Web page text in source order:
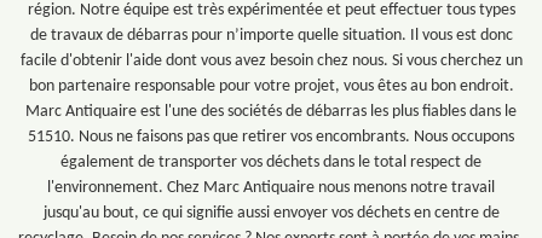
région. Notre équipe est très expérimentée et peut effectuer tous types
de travaux de débarras pour n’importe quelle situation. Il vous est donc
facile d'obtenir l'aide dont vous avez besoin chez nous. Si vous cherchez un
bon partenaire responsable pour votre projet, vous êtes au bon endroit.
Marc Antiquaire est l'une des sociétés de débarras les plus fiables dans le
51510. Nous ne faisons pas que retirer vos encombrants. Nous occupons
également de transporter vos déchets dans le total respect de
l'environnement. Chez Marc Antiquaire nous menons notre travail
jusqu'au bout, ce qui signifie aussi envoyer vos déchets en centre de